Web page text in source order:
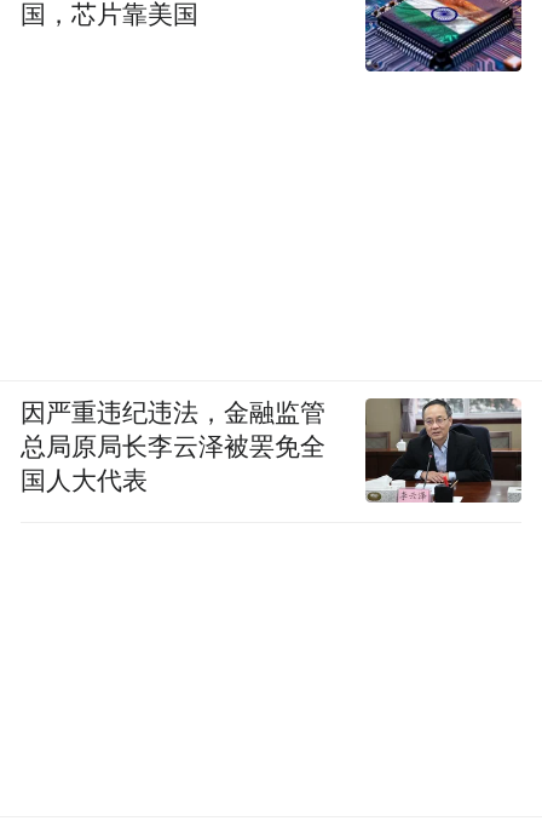
国，芯片靠美国
因严重违纪违法，金融监管
总局原局长李云泽被罢免全
国人大代表